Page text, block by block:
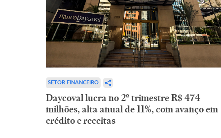
SETOR FINANCEIRO
Daycoval lucra no 2º trimestre R$ 474
milhões, alta anual de 11%, com avanço em
crédito e receitas